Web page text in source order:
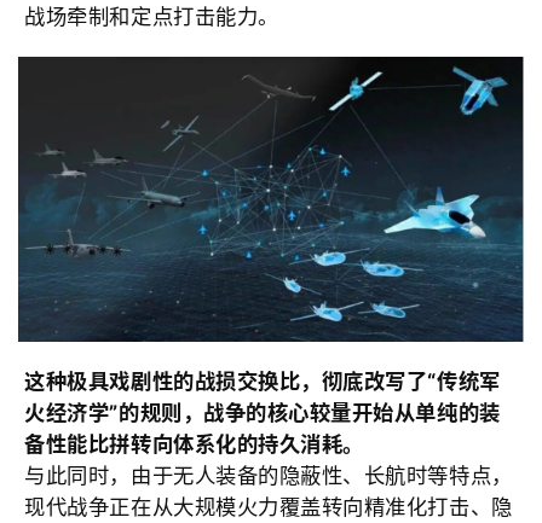
战场牵制和定点打击能力。
这种极具戏剧性的战损交换比，彻底改写了“传统军
火经济学”的规则，战争的核心较量开始从单纯的装
备性能比拼转向体系化的持久消耗。
与此同时，由于无人装备的隐蔽性、长航时等特点，
现代战争正在从大规模火力覆盖转向精准化打击、隐